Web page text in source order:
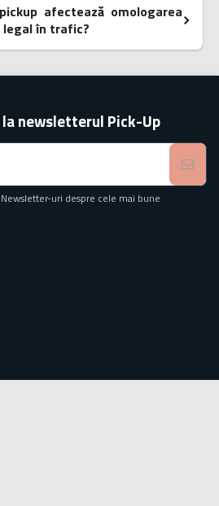
afectează omologarea
în trafic?
newsletterul Pick-Up
uri despre cele mai bune